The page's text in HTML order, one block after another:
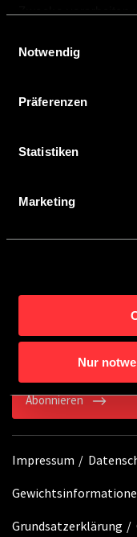
Durch Anklicken der
Detailansicht geben
Ihrer Daten zu den
widerruflich für die
Schaltfläche
Notwendig
Präferenzen
Statistiken
Marketing
Nur
SERVICE
BLEIB AUF DEM
Mit unserem
neuesten
Abonnieren
Impressum
Grundsatzerklärung